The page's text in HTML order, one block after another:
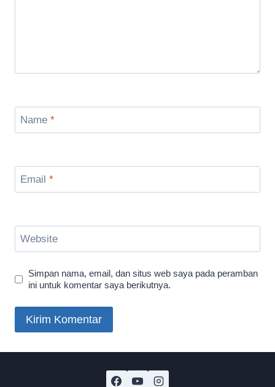
Name *
Email *
Website
Simpan nama, email, dan situs web saya pada peramban
ini untuk komentar saya berikutnya.